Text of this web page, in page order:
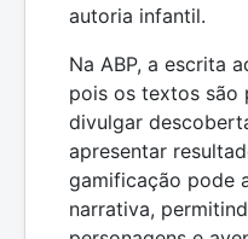
autoria infantil.
Na ABP, a escrita
pois os textos são
divulgar
apresentar
gamificação pode
narrativa,